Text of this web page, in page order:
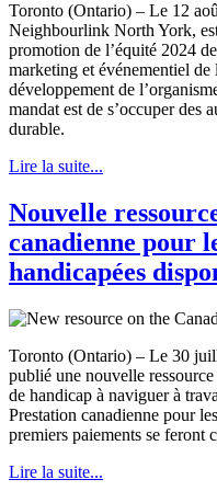
Toronto (Ontario) – Le 12
Neighbourlink North York,
promotion de l’équité 2024
marketing et événementiel de
développement de
mandat est de s’occuper des
durable.
Lire la suite...
Nouvelle
canadienne pour
handicapées
Toronto (Ontario) – Le 30
publié une nouvelle
de handicap à naviguer à
Prestation canadienne pour
premiers paiements se feront
Lire la suite...